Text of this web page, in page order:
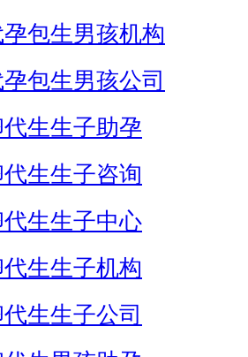
孕包生男孩机构
包生男孩公司
生生子助孕
生生子咨询
生生子中心
生生子机构
生生子公司